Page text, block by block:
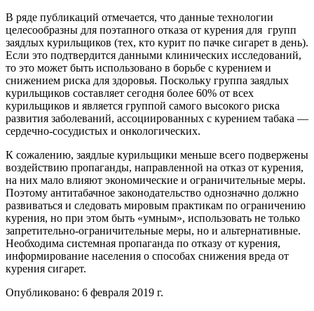
В ряде публикаций отмечается, что данные технологии
целесообразны для поэтапного отказа от курения для групп
заядлых курильщиков (тех, кто курит по пачке сигарет в день).
Если это подтвердится данными клинических исследований,
то это может быть использовано в борьбе с курением и
снижением риска для здоровья. Поскольку группа заядлых
курильщиков составляет сегодня более 60% от всех
курильщиков и является группой самого высокого риска
развития заболеваний, ассоциированных с курением табака —
сердечно-сосудистых и онкологических.
К сожалению, заядлые курильщики меньше всего подвержены
воздействию пропаганды, направленной на отказ от курения,
на них мало влияют экономические и ограничительные меры.
Поэтому антитабачное законодательство однозначно должно
развиваться и следовать мировым практикам по ограничению
курения, но при этом быть «умным», использовать не только
запретительно-ограничительные меры, но и альтернативные.
Необходима системная пропаганда по отказу от курения,
информирование населения о способах снижения вреда от
курения сигарет.
Опубликовано: 6 февраля 2019 г.